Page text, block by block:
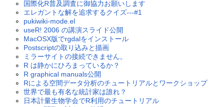
国際化R普及調査に御協力お願いします
エレガントな解を追求するクイズ---#1
pukiwiki-mode.el
useR! 2006 の講演スライド公開
MacOSX版でrgdalをインストール
Postscriptの取り込みと描画
ミラーサイトの接続できません。
R は静かにひろまっているか？
R graphical manuals公開
Rによる空間データ分析のチュートリアルとワークショップ
世界で最も有名な統計家は誰れ？
日本計量生物学会でR利用のチュートリアル